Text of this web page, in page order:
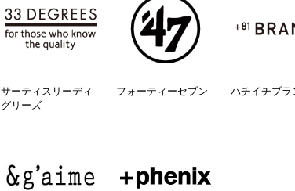
サーティスリーディ
グリーズ
フォーティーセブン ハチイチブラ